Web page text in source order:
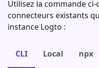
Utilisez la commande
connecteurs existants
instance Logto :
CLI Local npx